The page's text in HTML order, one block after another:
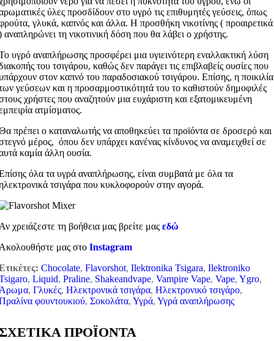
ύλες προσδίδουν στο υγρό τις επιθυμητές γεύσεις, όπως
γλυκά, καπνός και άλλα. Η προσθήκη νικοτίνης ( προαιρετικά
αναπληρώνει τη νικοτινική δόση που θα λάβει ο χρήστης.
υγρό αναπλήρωσης προσφέρει μια υγιεινότερη εναλλακτική λύση
του τσιγάρου, καθώς δεν παράγει τις επιβλαβείς ουσίες που
στον καπνό του παραδοσιακού τσιγάρου. Επίσης, η ποικιλία
γεύσεων και η προσαρμοστικότητά του το καθιστούν δημοφιλές
χρήστες που αναζητούν μια ευχάριστη και εξατομικευμένη
ατμίσματος.
πρέπει ο καταναλωτής να αποθηκεύει τα προϊόντα σε δροσερό και
μέρος, όπου δεν υπάρχει κανένας κίνδυνος να αναμειχθεί σε
καμία άλλη ουσία.
όλα τα υγρά αναπλήρωσης, είναι συμβατά με όλα τα
τσιγάρα που κυκλοφορούν στην αγορά.
χρειάζεστε τη βοήθεια μας βρείτε μας εδώ
μας στο Instagram
Chocolate, Flavorshot, Ilektronika Tsigara, Ilektroniko
, Liquid, Praline, Shakeandvape, Vampire Vape, Vape, Ygro,
, Γλυκές, Ηλεκτρονικά τσιγάρα, Ηλεκτρονικό τσιγάρο,
φουντουκιού, Σοκολάτα, Υγρά, Υγρά αναπλήρωσης
ΠΡΟΪΟΝΤΑ